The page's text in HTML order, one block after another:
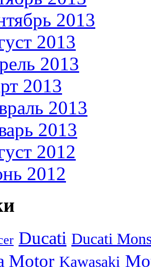
2013
2013
2013
2013
2013
2013
2012
2012
Ducati Ducati
Motor Kawasaki